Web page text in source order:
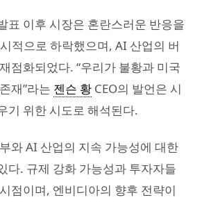
표 이후 시장은 혼란스러운 반응을
적으로 하락했으며, AI 산업의 버
점화되었다. “우리가 불황과 미국
재”라는 젠슨 황 CEO의 발언은 시
기 위한 시도로 해석된다.
와 AI 산업의 지속 가능성에 대한
다. 규제 강화 가능성과 투자자들
점이며, 엔비디아의 향후 전략이